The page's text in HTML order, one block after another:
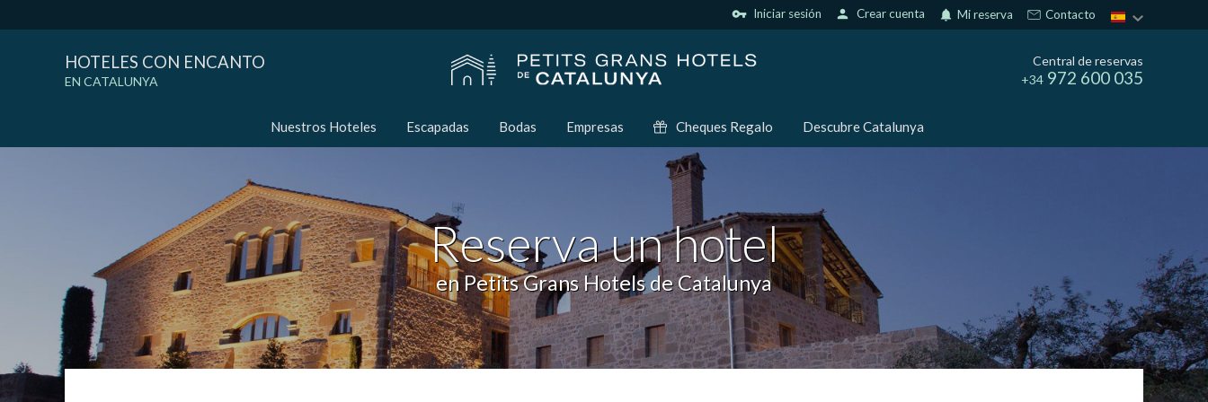
vpn_key Iniciar sesión person Crear cuenta notifications Mi reserva Contacto
HOTELES CON ENCANTO
EN CATALUNYA
Central de reservas
+34 972 600 035
Nuestros Hoteles Escapadas Bodas Empresas Cheques Regalo Descubre Catalunya
Reserva un hotel
en Petits Grans Hotels de Catalunya
Modificar cookies
Técnicas y funcionales
Siempre activas